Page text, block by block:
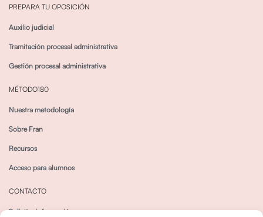
PREPARA TU OPOSICIÓN
Auxilio judicial
Tramitación procesal administrativa
Gestión procesal administrativa
MÉTODO180
Nuestra metodología
Sobre Fran
Recursos
Acceso para alumnos
CONTACTO
Solicitar información